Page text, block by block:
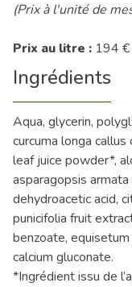
(Prix à l'unité de
Prix au litre : 194
Ingrédients
Aqua, glycerin,
curcuma longa
leaf juice powder*,
asparagopsis
dehydroacetic acid,
punicifolia fruit
benzoate,
calcium gluconate.
*Ingrédient issu de